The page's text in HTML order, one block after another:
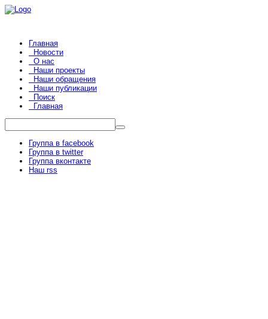
Главная
Новости
О нас
Наши проекты
Наши обращения
Наши публикации
Поиск
Главная
Группа в facebook
Группа в twitter
Группа вконтакте
Наш rss